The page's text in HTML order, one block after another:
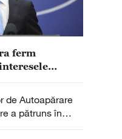
ferm
de Autoapărare
a pătruns în
la Tokyo și-a